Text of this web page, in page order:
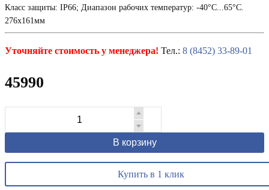
Класс защиты: IP66; Диапазон рабочих температур: -40°С...65°С.
276х161мм
Уточняйте стоимость у менеджера! Тел.: 8 (8452) 33-89-01
45990
В корзину
Купить в 1 клик